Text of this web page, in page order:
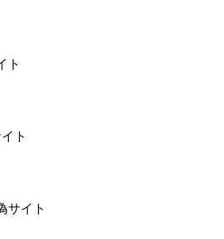
ト
ト
サイト